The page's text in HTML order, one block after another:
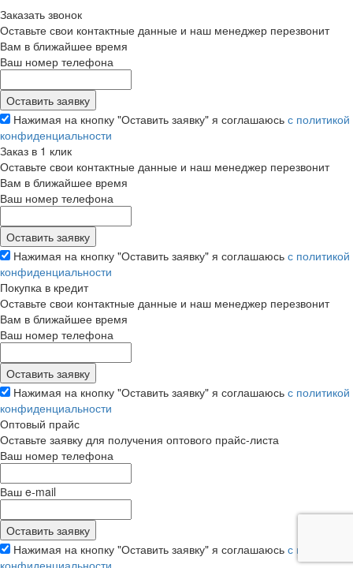
Заказать звонок
Оставьте свои контактные данные и наш менеджер перезвонит
Вам в ближайшее время
Ваш номер телефона
Нажимая на кнопку "Оставить заявку" я соглашаюсь с политикой
конфиденциальности
Заказ в 1 клик
Оставьте свои контактные данные и наш менеджер перезвонит
Вам в ближайшее время
Ваш номер телефона
Нажимая на кнопку "Оставить заявку" я соглашаюсь с политикой
конфиденциальности
Покупка в кредит
Оставьте свои контактные данные и наш менеджер перезвонит
Вам в ближайшее время
Ваш номер телефона
Нажимая на кнопку "Оставить заявку" я соглашаюсь с политикой
конфиденциальности
Оптовый прайс
Оставьте заявку для получения оптового прайс-листа
Ваш номер телефона
Ваш e-mail
Нажимая на кнопку "Оставить заявку" я соглашаюсь с политикой